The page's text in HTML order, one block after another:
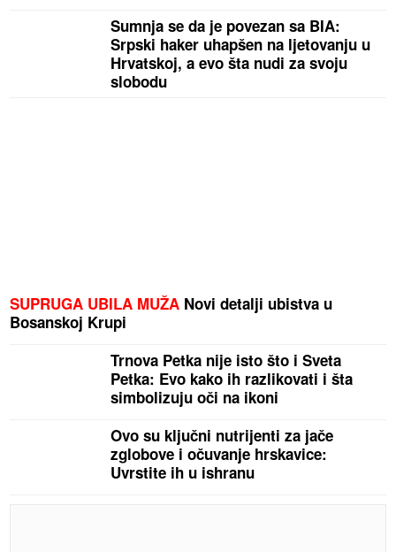
Sumnja se da je povezan sa BIA:
Srpski haker uhapšen na ljetovanju u
Hrvatskoj, a evo šta nudi za svoju
slobodu
SUPRUGA UBILA MUŽA Novi detalji ubistva u
Bosanskoj Krupi
Trnova Petka nije isto što i Sveta
Petka: Evo kako ih razlikovati i šta
simbolizuju oči na ikoni
Ovo su ključni nutrijenti za jače
zglobove i očuvanje hrskavice:
Uvrstite ih u ishranu